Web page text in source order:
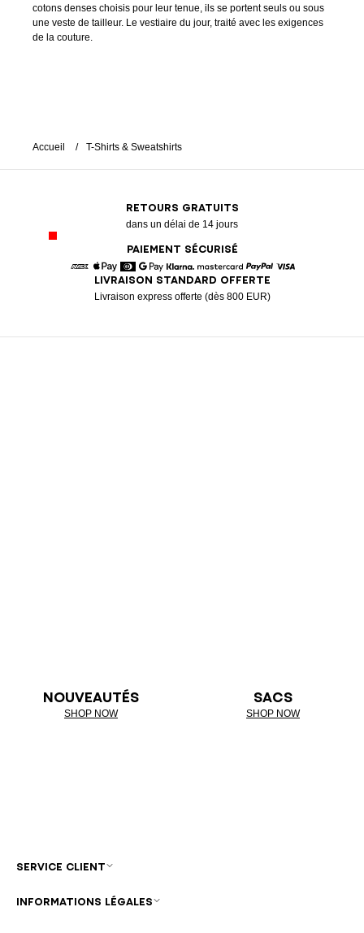
cotons denses choisis pour leur tenue, ils se portent seuls ou sous
une veste de tailleur. Le vestiaire du jour, traité avec les exigences
de la couture.
Accueil T-Shirts & Sweatshirts
RETOURS GRATUITS
dans un délai de 14 jours
PAIEMENT SÉCURISÉ
American Express
Apple Pay
DinersGoogle Pay
Klarna MastercardPaypal
LIVRAISON STANDARD OFFERTE
Livraison express offerte (dès 800 EUR)
NOUVEAUTÉS
SHOP NOW
SACS
SHOP NOW
SERVICE CLIENT
INFORMATIONS LÉGALES